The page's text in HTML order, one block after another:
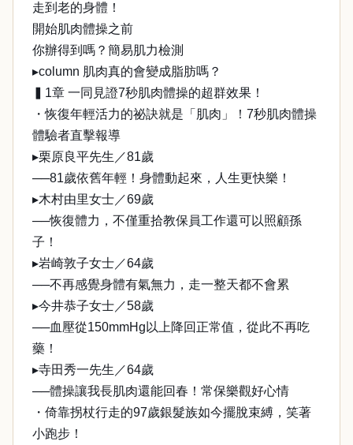
走到老的身體！
開始肌肉體操之前
你辦得到嗎？簡易肌力檢測
▸column 肌肉真的會變成脂肪嗎？
▍1章 一同見證7秒肌肉體操的超群效果！
・恢復年輕活力的祕訣就是「肌肉」！7秒肌肉體操
體驗者直擊報導
▸栗原良平先生／81歲
──81歲依舊年輕！身體動起來，人生更快樂！
▸木村由里女士／69歲
──恢復體力，不僅重拾教保員工作還可以照顧孫
子！
▸岩崎敦子女士／64歲
──不再感覺身體有氣無力，走一整天都不會累
▸今井恭子女士／58歲
──血壓從150mmHg以上降回正常值，從此不再吃
藥！
▸寺田秀一先生／64歲
──體操讓我長肌肉還能回春！常保樂觀好心情
・倚靠拐杖行走的97歲銀髮族如今擺脫束縛，笑著
小跑步！